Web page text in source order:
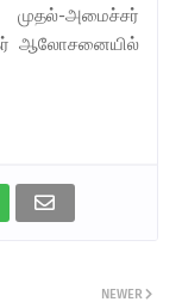
அமைச்சர்
ஆலோசனையில்
NEWER